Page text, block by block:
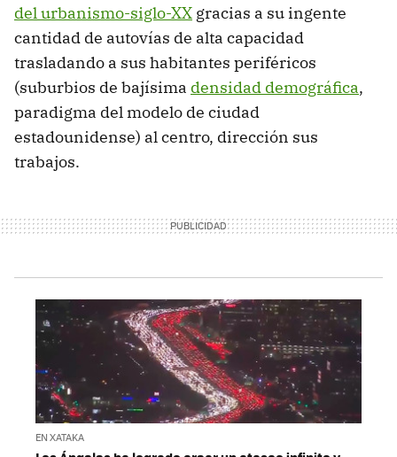
del urbanismo-siglo-XX gracias a su ingente
cantidad de autovías de alta capacidad
trasladando a sus habitantes periféricos
(suburbios de bajísima densidad demográfica,
paradigma del modelo de ciudad
estadounidense) al centro, dirección sus
trabajos.
EN XATAKA